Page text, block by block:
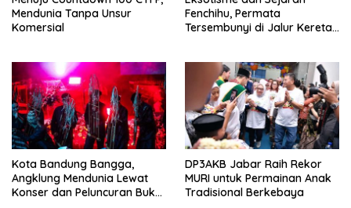
Mendunia Tanpa Unsur
Komersial
Fenchihu, Permata
Tersembunyi di Jalur Kereta
Kota Bandung Bangga,
Angklung Mendunia Lewat
Konser dan Peluncuran Buku
DP3AKB Jabar Raih Rekor
MURI untuk Permainan Anak
Tradisional Berkebaya